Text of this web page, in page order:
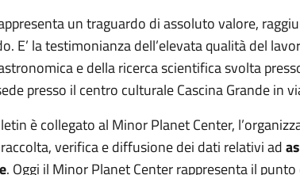
un traguardo di assoluto valore,
E’ la testimonianza dell’elevata qualità del
e della ricerca scientifica svolta
presso il centro culturale Cascina Grande in
è collegato al Minor Planet Center,
verifica e diffusione dei dati relativi ad
. Oggi il Minor Planet Center rappresenta il